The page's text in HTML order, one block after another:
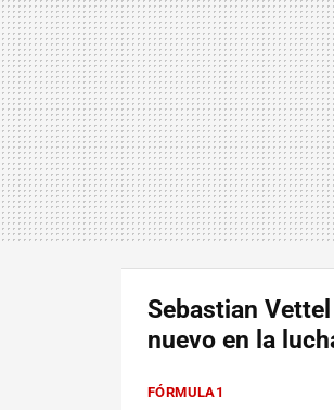
Sebastian
nuevo en la
FÓRMULA1